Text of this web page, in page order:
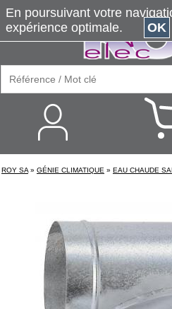
ROY SA » GÉNIE CLIMATIQUE » EAU CHAUDE
En poursuivant votre
expérience optimale.
OK